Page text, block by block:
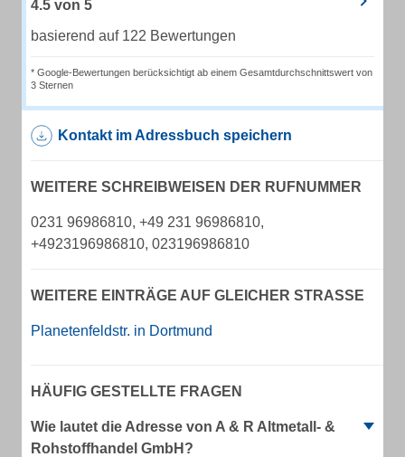
4.5 von 5
basierend auf 122 Bewertungen
* Google-Bewertungen berücksichtigt ab einem Gesamtdurchschnittswert von
3 Sternen
Kontakt im Adressbuch speichern
WEITERE SCHREIBWEISEN DER RUFNUMMER
0231 96986810, +49 231 96986810,
+4923196986810, 023196986810
WEITERE EINTRÄGE AUF GLEICHER STRASSE
Planetenfeldstr. in Dortmund
HÄUFIG GESTELLTE FRAGEN
Wie lautet die Adresse von A & R Altmetall- &
Rohstoffhandel GmbH?